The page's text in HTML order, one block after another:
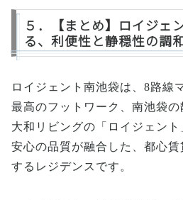
５．【まとめ】ロイジェ
る、利便性と静穏性の調
ロイジェント南池袋は、8路線
最高のフットワーク、南池袋
大和リビングの「ロイジェン
安心の品質が融合した、都心
するレジデンスです。